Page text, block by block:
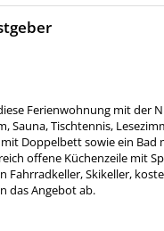
Ferienwohnung mit der
Sauna, Tischtennis,
Doppelbett sowie ein
offene Küchenzeile mit
Fahrradkeller, Skikeller,
das Angebot ab.